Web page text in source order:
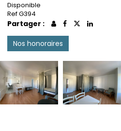
Disponible
Ref G394
Partager :
Nos honoraires